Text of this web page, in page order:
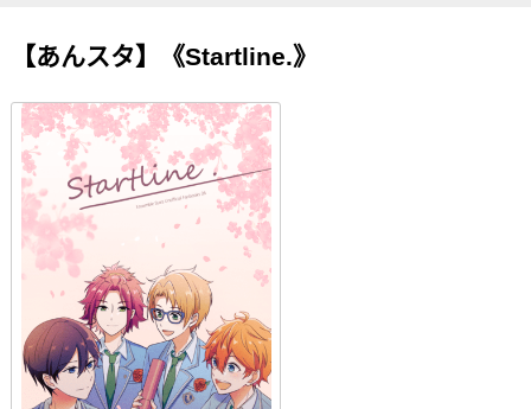
會員功能選單
會員中心
註冊會員
登入
【あんスタ】《Startline.》